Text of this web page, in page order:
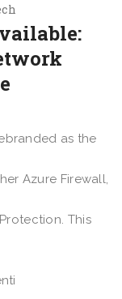
as the
Azure Firewall,
This